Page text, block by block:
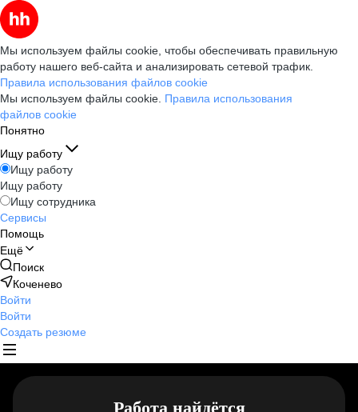
Мы используем файлы cookie, чтобы обеспечивать правильную
работу нашего веб-сайта и анализировать сетевой трафик.
Правила использования файлов cookie
Мы используем файлы cookie. Правила использования
файлов cookie
Понятно
Ищу работу
Ищу работу
Ищу работу
Ищу сотрудника
Сервисы
Помощь
Ещё
Поиск
Коченево
Войти
Войти
Создать резюме
Работа найдётся